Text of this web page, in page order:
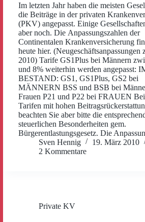
Im letzten Jahr haben die meisten
die Beiträge in der privaten
(PKV) angepasst. Einige
aber noch. Die Anpassungszahlen der
Continentalen Krankenversicherung
heute hier. (Neugeschäftsanpassungen
2010) Tarife GS1Plus bei Männern
und 8% weiterhin werden angepasst:
BESTAND: GS1, GS1Plus, GS2 bei
MÄNNERN BSS und BSB bei
Frauen P21 und P22 bei FRAUEN
Tarifen mit hohen
beachten Sie aber bitte die
steuerlichen Besonderheiten gem.
Bürgerentlastungsgesetz. Die
Sven Hennig
19. März 2010
2 Kommentare
Private KV